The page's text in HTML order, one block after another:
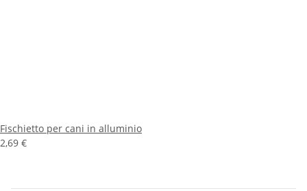
Fischietto per cani in alluminio
2,69 €